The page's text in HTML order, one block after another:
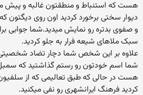
هست که استنباط و منطقتون غالبه و پیش
دیوار سختی برخورد کردید اون روی دیگتون
و صفوی بدتره رو نمایش میدید.شما جوابی
سبک ملاهای شیعه فرار به جلو کردید.
علاوه بر این شخص شما دچار تضاد
شما اسم خودتون رو رستم گذاشتید که
هست در حالی که طبق تعالیمی که از
کردید فرهنگ ایرانشهری رو نفی میکنید.